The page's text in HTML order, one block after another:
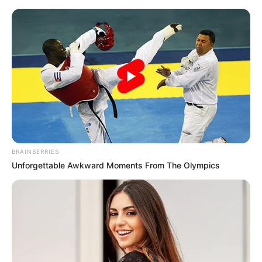
Schwarzwald - Schlösser, Burgen und Klosteranlagen
in und um Schramberg, Aichhalden, Lauterbach und
Schiltach
Ausflugsziele Hotels Veranstaltungen
Heute ist Hohes Friedersfest (in Augsburg ein Feiertag):
Sonnabend, der 08.08.2026
Hier werden als Sehenswürdigkeiten und Ausflugsziele
lohnende Schlösser und Burgen in und in der Umgebung
von Schramberg, Aichhalden, Lauterbach und Schiltach
vorgestellt und beschrieben. Sie gehören zu den
Touristenzielen in der Ausflugsregion Schwarzwald nebst
angrenzenden Gebieten. Außerdem haben auch
Klosteranlagen oft eine große Ähnlichkeit mit
BRAINBERRIES
Unforgettable Awkward Moments From The Olympics